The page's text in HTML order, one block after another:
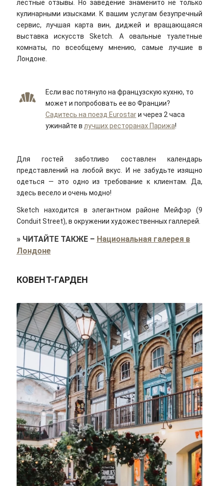
лестные отзывы. Но заведение знаменито не только
кулинарными изысками. К вашим услугам безупречный
сервис, лучшая карта вин, диджей и вращающаяся
выставка искусств Sketch. А овальные туалетные
комнаты, по всеобщему мнению, самые лучшие в
Лондоне.
Если вас потянуло на французскую кухню, то
может и попробовать ее во Франции?
Садитесь на поезд Eurostarи через 2 часа
ужинайте в лучших ресторанах Парижа!
Для гостей заботливо составлен календарь
представлений на любой вкус. И не забудьте изящно
одеться — это одно из требование к клиентам. Да,
здесь весело и очень модно!
Sketch находится в элегантном районе Мейфэр (9
Conduit Street), в окружении художественных галлерей.
» ЧИТАЙТЕ ТАКЖЕ– Национальная галерея в
Лондоне
КОВЕНТ-ГАРДЕН